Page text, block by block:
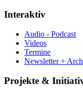
Interaktiv
Audio - Podcast
Videos
Termine
Newsletter +
Projekte &